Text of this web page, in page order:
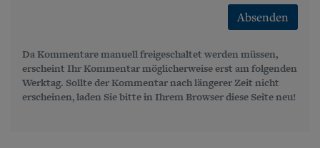
Absenden
Da Kommentare manuell freigeschaltet werden müssen,
erscheint Ihr Kommentar möglicherweise erst am folgenden
Werktag. Sollte der Kommentar nach längerer Zeit nicht
erscheinen, laden Sie bitte in Ihrem Browser diese Seite neu!